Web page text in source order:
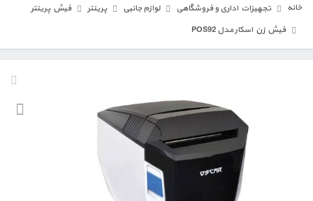
تجهیزات صنعتی
خانه تجهیزات اداری و فروشگاهی لوازم جانبی پرینتر
فیش پرینتر
فیش زن اسکار مدل POS92